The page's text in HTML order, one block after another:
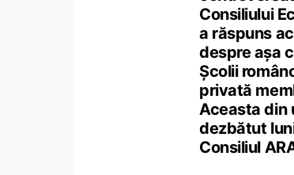
Consiliului
a răspuns
despre așa
Școlii
privată
Aceasta din
dezbătut
Consiliul